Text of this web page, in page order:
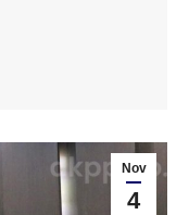
Nov
4